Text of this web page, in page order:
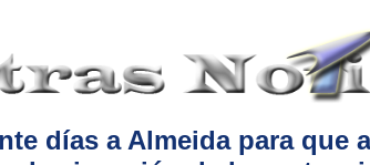
días a Almeida para que